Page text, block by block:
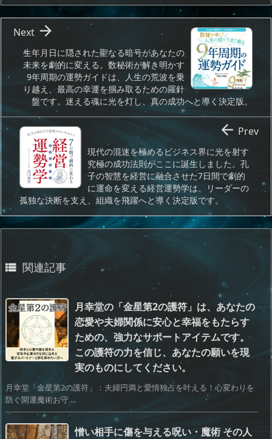
生年月日に隠された聖なる暗号があなたの
未来を劇的に変える。数秘術が解き明かす
9年周期の運勢ガイドは、人生の荒波を乗
り越え、最高の幸運を掴み取るための羅針
盤です。迷える魂に光を灯し、真の成功へと導く決定版。

Next
現代の混迷を極めるビジネス界に光を射す
究極の成功法則がここに誕生しました。孔
子の智慧を経営に融合させた7日間で劇的
に運命を変える経営運勢学は、リーダーの
孤独な決断を支え、組織を飛躍へと導く決定版です。
 Prev
 関連記事
月幸堂の「金星第2の護符」は、あなたの
恋愛や夫婦関係に安心と幸福をもたらす
ための、強力なサポートアイテムです。
この護符の力を信じ、あなたの願いを現
実のものにしてください。
月幸堂「金星第2の護符」：夫婦円満と愛情独占を叶える！心変わりを
防ぐ開運魔術お守 ...
憎い相手に傷を与える呪い・魔術 その人